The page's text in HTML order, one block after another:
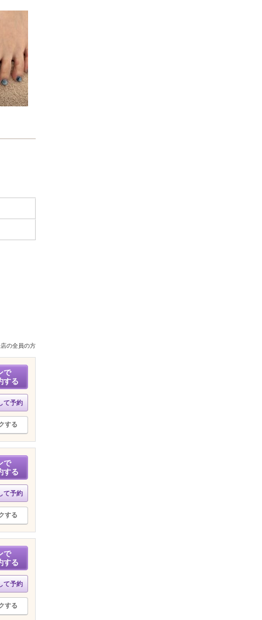
の全員の方
で
する
て予約
する
で
する
て予約
する
で
する
て予約
する